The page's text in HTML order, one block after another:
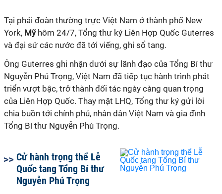
Tại phái đoàn thường trực Việt Nam ở thành phố New
York, Mỹhôm 24/7, Tổng thư ký Liên Hợp Quốc Guterres
và đại sứ các nước đã tới viếng, ghi sổ tang.
Ông Guterres ghi nhận dưới sự lãnh đạo của Tổng Bí thư
Nguyễn Phú Trọng, Việt Nam đã tiếp tục hành trình phát
triển vượt bậc, trở thành đối tác ngày càng quan trọng
của Liên Hợp Quốc. Thay mặt LHQ, Tổng thư ký gửi lời
chia buồn tới chính phủ, nhân dân Việt Nam và gia đình
Tổng Bí thư Nguyễn Phú Trọng.
Cử hành trọng thể Lễ
Quốc tang Tổng Bí thư
Nguyễn Phú Trọng